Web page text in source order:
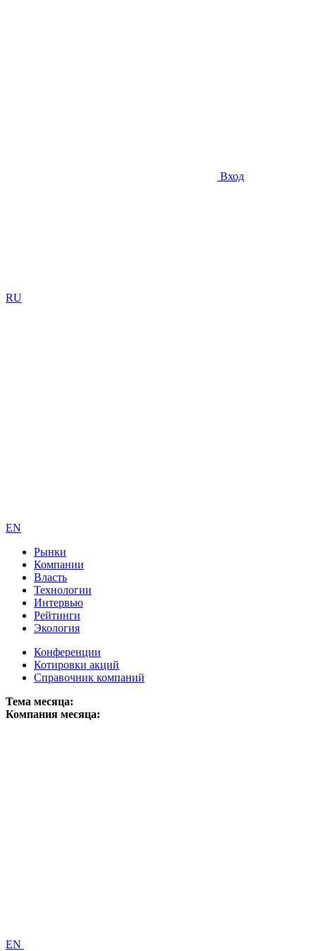
Вход
RU
EN
Рынки
Компании
Власть
Технологии
Интервью
Рейтинги
Экология
Конференции
Котировки акций
Справочник компаний
Тема месяца:
Компания месяца:
EN